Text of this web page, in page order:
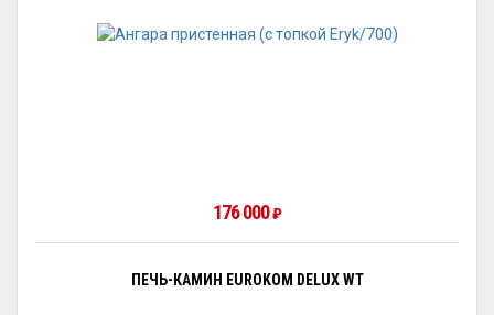
176 000₽
ПЕЧЬ-КАМИН EUROKOM DELUX WT